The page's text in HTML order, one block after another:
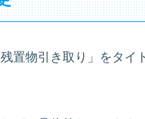
置物引き取り」をタ